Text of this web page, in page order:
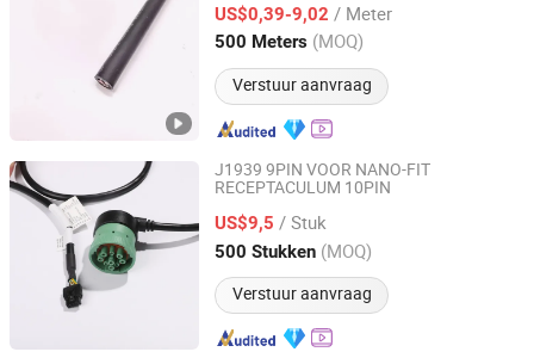
Instrumentatiekabel
US$0,39-9,02 / Meter
500 Meters (MOQ)
Verstuur aanvraag
Shanghai, China Sinds 2021
J1939 9PIN VOOR NANO-FIT
RECEPTACULUM 10PIN
US$9,5 / Stuk
500 Stukken (MOQ)
Verstuur aanvraag
Airspeed Manufacturing (Dongguan) Limited
Guangdong, China Sinds 2026